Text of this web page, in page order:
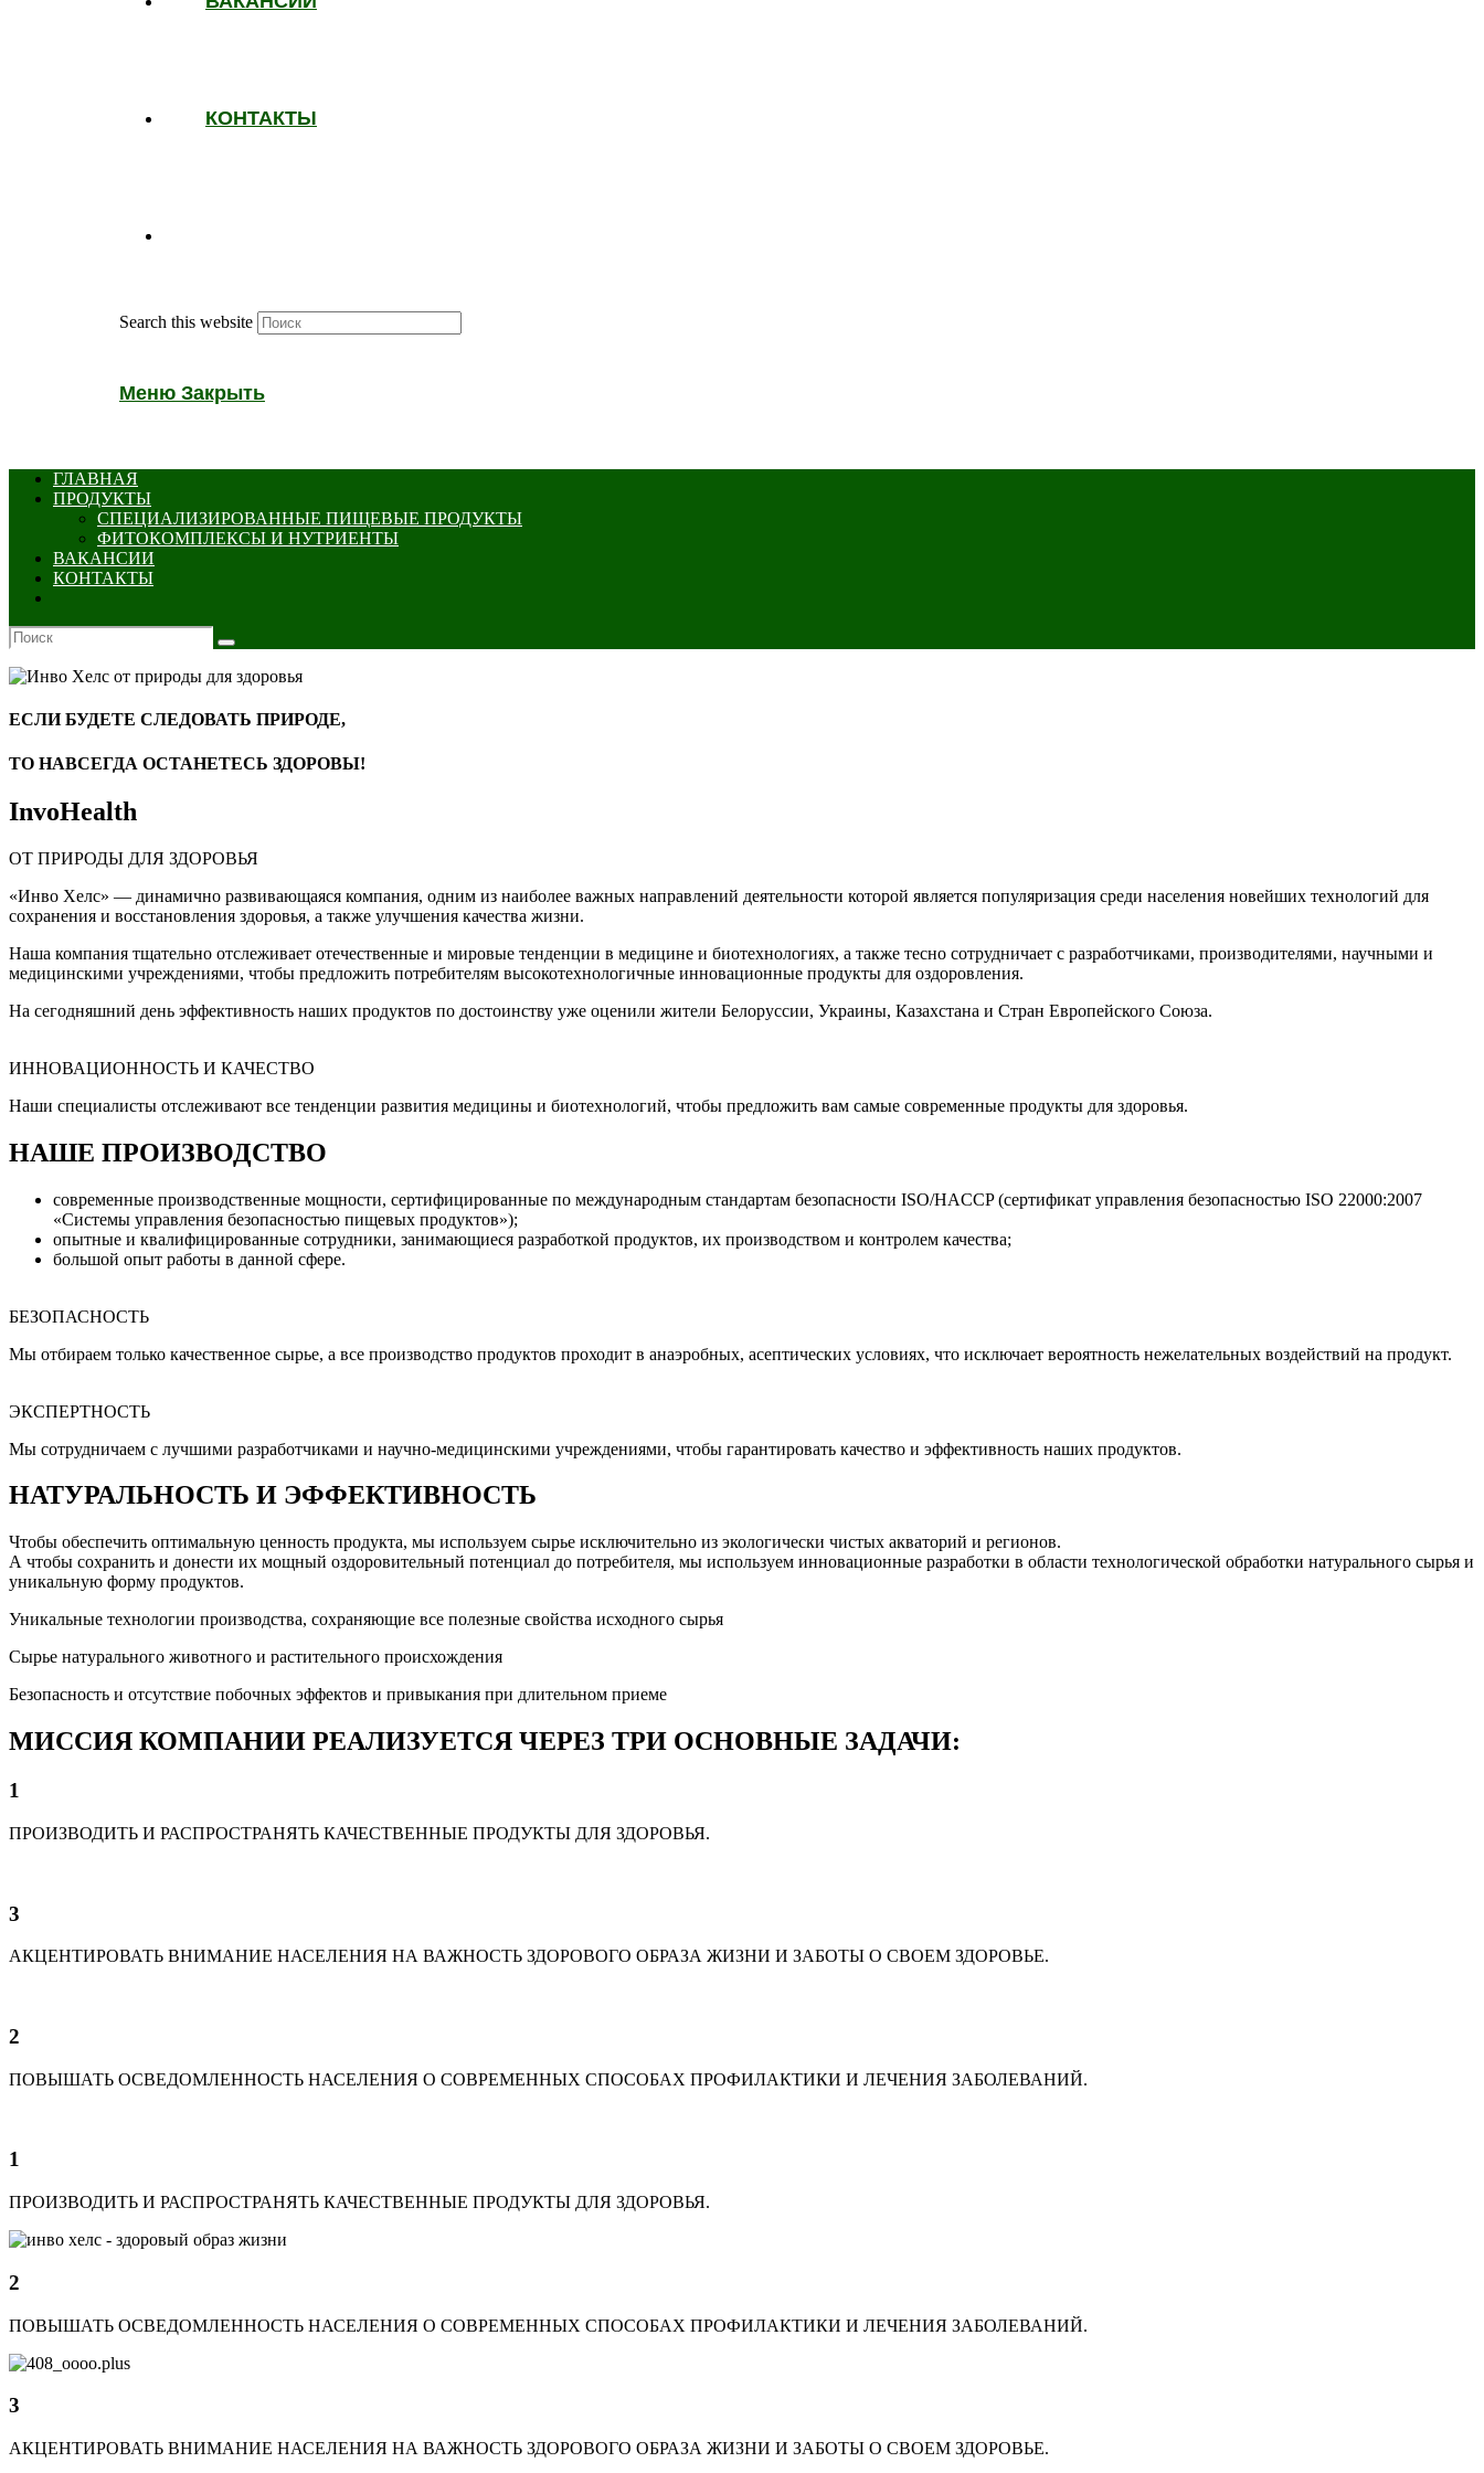
КОНТАКТЫ
Search this website
Меню Закрыть
ГЛАВНАЯ
ПРОДУКТЫ
СПЕЦИАЛИЗИРОВАННЫЕ ПИЩЕВЫЕ ПРОДУКТЫ
ФИТОКОМПЛЕКСЫ И НУТРИЕНТЫ
ВАКАНСИИ
КОНТАКТЫ
ЕСЛИ БУДЕТЕ СЛЕДОВАТЬ ПРИРОДЕ,
ТО НАВСЕГДА ОСТАНЕТЕСЬ ЗДОРОВЫ!
InvoHealth
ОТ ПРИРОДЫ ДЛЯ ЗДОРОВЬЯ
«Инво Хелс» — динамично развивающаяся компания, одним из наиболее важных направлений деятельности которой является популяризация среди населения новейших технологий для
сохранения и восстановления здоровья, а также улучшения качества жизни.
Наша компания тщательно отслеживает отечественные и мировые тенденции в медицине и биотехнологиях, а также тесно сотрудничает с разработчиками, производителями, научными и
медицинскими учреждениями, чтобы предложить потребителям высокотехнологичные инновационные продукты для оздоровления.
На сегодняшний день эффективность наших продуктов по достоинству уже оценили жители Белоруссии, Украины, Казахстана и Стран Европейского Союза.
ИННОВАЦИОННОСТЬ И КАЧЕСТВО
Наши специалисты отслеживают все тенденции развития медицины и биотехнологий, чтобы предложить вам самые современные продукты для здоровья.
НАШЕ ПРОИЗВОДСТВО
современные производственные мощности, сертифицированные по международным стандартам безопасности ISO/HACCP (сертификат управления безопасностью ISO 22000:2007
«Системы управления безопасностью пищевых продуктов»);
опытные и квалифицированные сотрудники, занимающиеся разработкой продуктов, их производством и контролем качества;
большой опыт работы в данной сфере.
БЕЗОПАСНОСТЬ
Мы отбираем только качественное сырье, а все производство продуктов проходит в анаэробных, асептических условиях, что исключает вероятность нежелательных воздействий на продукт.
ЭКСПЕРТНОСТЬ
Мы сотрудничаем с лучшими разработчиками и научно-медицинскими учреждениями, чтобы гарантировать качество и эффективность наших продуктов.
НАТУРАЛЬНОСТЬ И ЭФФЕКТИВНОСТЬ
Чтобы обеспечить оптимальную ценность продукта, мы используем сырье исключительно из экологически чистых акваторий и регионов.
А чтобы сохранить и донести их мощный оздоровительный потенциал до потребителя, мы используем инновационные разработки в области технологической обработки натурального сырья и
уникальную форму продуктов.
Уникальные технологии производства, сохраняющие все полезные свойства исходного сырья
Сырье натурального животного и растительного происхождения
Безопасность и отсутствие побочных эффектов и привыкания при длительном приеме
МИССИЯ КОМПАНИИ РЕАЛИЗУЕТСЯ ЧЕРЕЗ ТРИ ОСНОВНЫЕ ЗАДАЧИ:
1
ПРОИЗВОДИТЬ И РАСПРОСТРАНЯТЬ КАЧЕСТВЕННЫЕ ПРОДУКТЫ ДЛЯ ЗДОРОВЬЯ.
3
АКЦЕНТИРОВАТЬ ВНИМАНИЕ НАСЕЛЕНИЯ НА ВАЖНОСТЬ ЗДОРОВОГО ОБРАЗА ЖИЗНИ И ЗАБОТЫ О СВОЕМ ЗДОРОВЬЕ.
2
ПОВЫШАТЬ ОСВЕДОМЛЕННОСТЬ НАСЕЛЕНИЯ О СОВРЕМЕННЫХ СПОСОБАХ ПРОФИЛАКТИКИ И ЛЕЧЕНИЯ ЗАБОЛЕВАНИЙ.
1
ПРОИЗВОДИТЬ И РАСПРОСТРАНЯТЬ КАЧЕСТВЕННЫЕ ПРОДУКТЫ ДЛЯ ЗДОРОВЬЯ.
2
ПОВЫШАТЬ ОСВЕДОМЛЕННОСТЬ НАСЕЛЕНИЯ О СОВРЕМЕННЫХ СПОСОБАХ ПРОФИЛАКТИКИ И ЛЕЧЕНИЯ ЗАБОЛЕВАНИЙ.
3
АКЦЕНТИРОВАТЬ ВНИМАНИЕ НАСЕЛЕНИЯ НА ВАЖНОСТЬ ЗДОРОВОГО ОБРАЗА ЖИЗНИ И ЗАБОТЫ О СВОЕМ ЗДОРОВЬЕ.